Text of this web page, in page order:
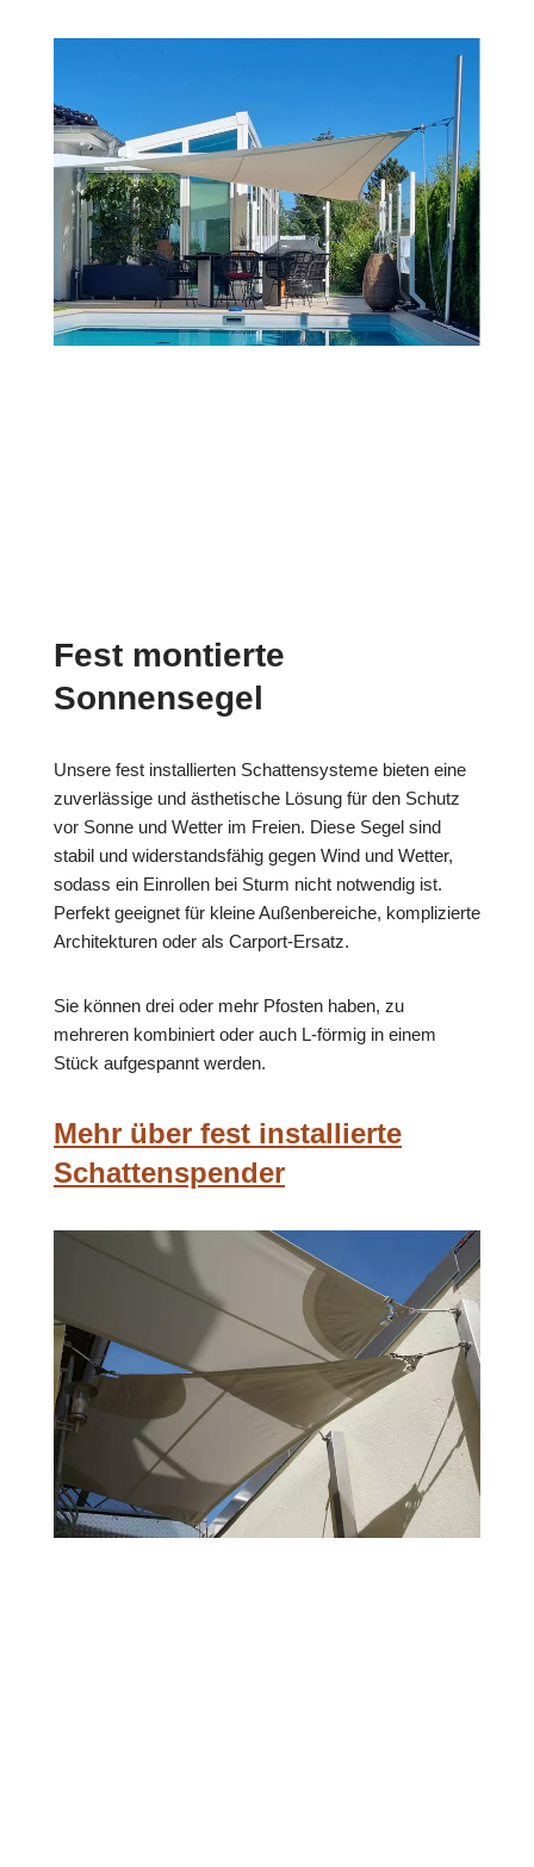
Fest montierte
Sonnensegel
Unsere fest installierten Schattensysteme bieten eine
zuverlässige und ästhetische Lösung für den Schutz
vor Sonne und Wetter im Freien. Diese Segel sind
stabil und widerstandsfähig gegen Wind und Wetter,
sodass ein Einrollen bei Sturm nicht notwendig ist.
Perfekt geeignet für kleine Außenbereiche, komplizierte
Architekturen oder als Carport-Ersatz.
Sie können drei oder mehr Pfosten haben, zu
mehreren kombiniert oder auch L-förmig in einem
Stück aufgespannt werden.
Mehr über fest installierte
Schattenspender